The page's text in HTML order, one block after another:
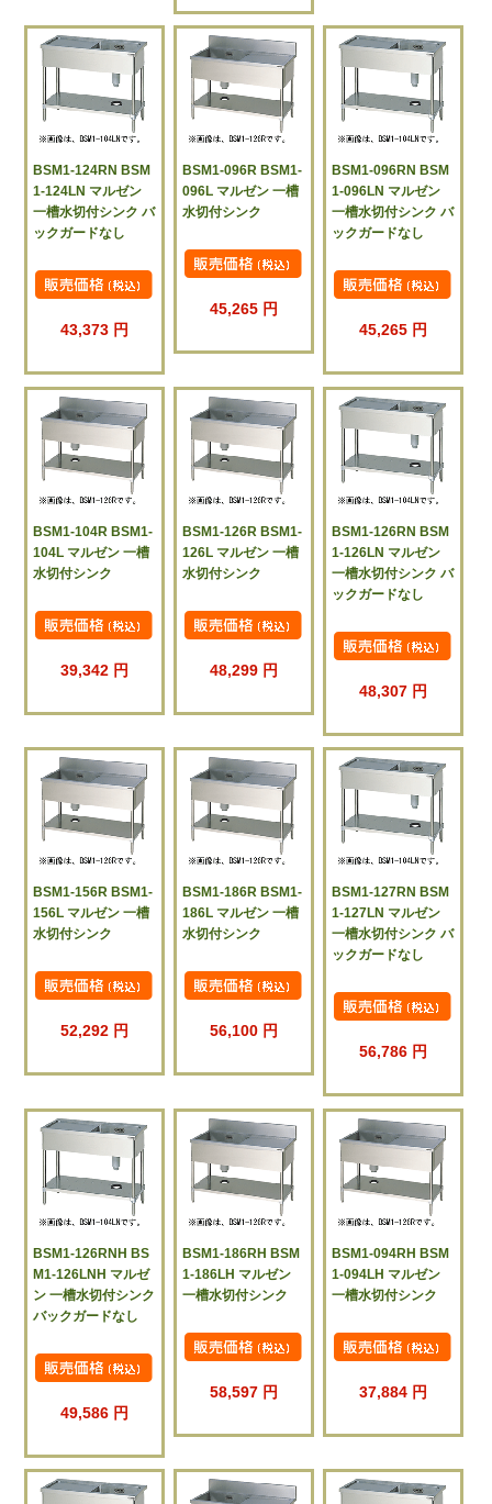
BSM1-124RN BSM
1-124LN マルゼン
一槽水切付シンク バ
ックガードなし
43,373 円
BSM1-096R BSM1-
096L マルゼン 一槽
水切付シンク
45,265 円
BSM1-096RN BSM
1-096LN マルゼン
一槽水切付シンク バ
ックガードなし
45,265 円
BSM1-104R BSM1-
104L マルゼン 一槽
水切付シンク
39,342 円
BSM1-126R BSM1-
126L マルゼン 一槽
水切付シンク
48,299 円
BSM1-126RN BSM
1-126LN マルゼン
一槽水切付シンク バ
ックガードなし
48,307 円
BSM1-156R BSM1-
156L マルゼン 一槽
水切付シンク
52,292 円
BSM1-186R BSM1-
186L マルゼン 一槽
水切付シンク
56,100 円
BSM1-127RN BSM
1-127LN マルゼン
一槽水切付シンク バ
ックガードなし
56,786 円
BSM1-126RNH BS
M1-126LNH マルゼ
ン 一槽水切付シンク
バックガードなし
49,586 円
BSM1-186RH BSM
1-186LH マルゼン
一槽水切付シンク
58,597 円
BSM1-094RH BSM
1-094LH マルゼン
一槽水切付シンク
37,884 円